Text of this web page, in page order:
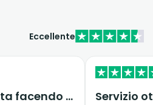
Eccellente
Questa azienda sta facendo molto bene…